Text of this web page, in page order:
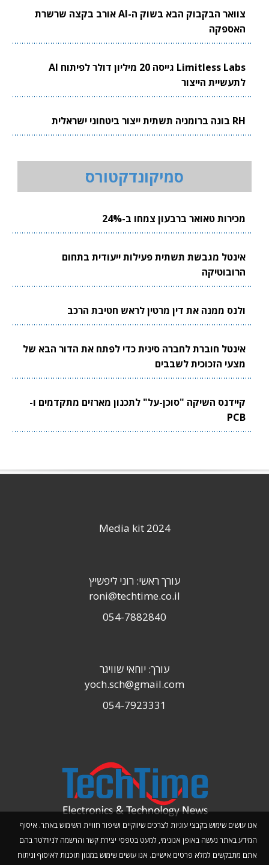
צוואר הבקבוק הבא בשוק ה-AI אורב בקצה שרשרת
האספקה
Limitless Labs גייסה 20 מיליון דולר לפיתוח AI
לתעשיית הייצור
RH בונה ברומניה תשתית ייצור ביטחוני ישראלית
סמיקונדקטורס
מכירות טאואר ברבעון צמחו ב-24%
אינטל מגבשת תשתית פעילות ייעודית בתחום
הרובוטיקה
ולנס ממנה את דין מרטין לראש חטיבת הרכב
אינטל חוברת לחברה סינית כדי לפתח את הדור הבא של
מצעי הזכוכית לשבבים
קיידנס השיקה "סוכן-על" לתכנון מארזים מתקדמים ו-
PCB
אנו עושים שימוש בקבצי עוגיות לצרכים שיווקיים ושיפור חוויית השימוש באתר. איסוף
המידע באתר נעשה באופן אנונימי, למעט בטפסי יצירת קשר והרשמה לניוזלטר בהם
אתם מתבקשים למלא פרטים אישיים. אנו עושים שימוש במגוון תוכנות לאיסוף וניתוח
Media kit 2024
עורך ראשי: רוני ליפשיץ
roni@techtime.co.il
054-7882840
עורך: יוחאי שוויגר
yoch.sch@gmail.com
054-7923331